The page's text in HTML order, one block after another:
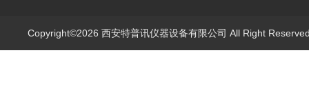
Copyright©2026 西安特普讯仪器设备有限公司 All Right